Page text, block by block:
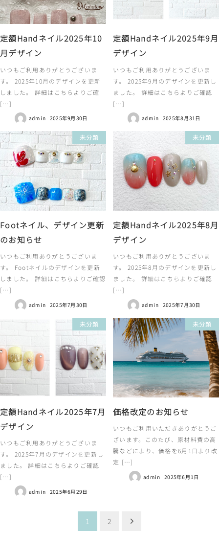
定額Handネイル2025年10
月デザイン
いつもご利用ありがとうございま
す。 2025年10月のデザインを更新
しました。 詳細はこちらよりご確
[…]
admin 2025年9月30日
定額Handネイル2025年9月
デザイン
いつもご利用ありがとうございま
す。 2025年9月のデザインを更新し
ました。 詳細はこちらよりご確認
[…]
admin 2025年8月31日
未分類
Footネイル、デザイン更新
のお知らせ
いつもご利用ありがとうございま
す。 Footネイルのデザインを更新
しました。 詳細はこちらよりご確認
[…]
admin 2025年7月30日
未分類
定額Handネイル2025年8月
デザイン
いつもご利用ありがとうございま
す。 2025年8月のデザインを更新し
ました。 詳細はこちらよりご確認
[…]
admin 2025年7月30日
未分類
定額Handネイル2025年7月
デザイン
いつもご利用ありがとうございま
す。 2025年7月のデザインを更新し
ました。 詳細はこちらよりご確認
[…]
admin 2025年6月29日
未分類
価格改定のお知らせ
いつもご利用いただきありがとうご
ざいます。このたび、原材料費の高
騰などにより、価格を6月1日より改
定 […]
admin 2025年6月1日
1 2